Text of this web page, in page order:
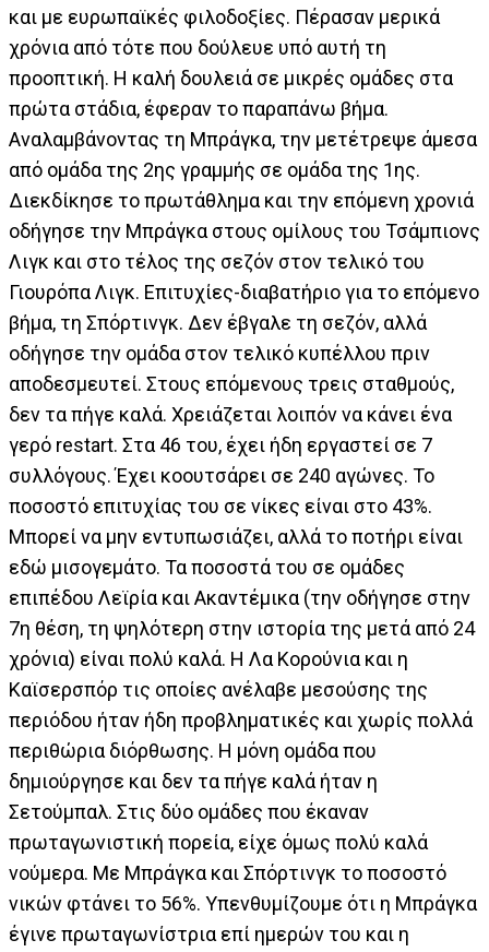
και με ευρωπαϊκές φιλοδοξίες. Πέρασαν μερικά
χρόνια από τότε που δούλευε υπό αυτή τη
προοπτική. Η καλή δουλειά σε μικρές ομάδες στα
πρώτα στάδια, έφεραν το παραπάνω βήμα.
Αναλαμβάνοντας τη Μπράγκα, την μετέτρεψε άμεσα
από ομάδα της 2ης γραμμής σε ομάδα της 1ης.
Διεκδίκησε το πρωτάθλημα και την επόμενη χρονιά
οδήγησε την Μπράγκα στους ομίλους του Τσάμπιονς
Λιγκ και στο τέλος της σεζόν στον τελικό του
Γιουρόπα Λιγκ. Επιτυχίες-διαβατήριο για το επόμενο
βήμα, τη Σπόρτινγκ. Δεν έβγαλε τη σεζόν, αλλά
οδήγησε την ομάδα στον τελικό κυπέλλου πριν
αποδεσμευτεί. Στους επόμενους τρεις σταθμούς,
δεν τα πήγε καλά. Χρειάζεται λοιπόν να κάνει ένα
γερό restart. Στα 46 του, έχει ήδη εργαστεί σε 7
συλλόγους. Έχει κοουτσάρει σε 240 αγώνες. Το
ποσοστό επιτυχίας του σε νίκες είναι στο 43%.
Μπορεί να μην εντυπωσιάζει, αλλά το ποτήρι είναι
εδώ μισογεμάτο. Τα ποσοστά του σε ομάδες
επιπέδου Λεϊρία και Ακαντέμικα (την οδήγησε στην
7η θέση, τη ψηλότερη στην ιστορία της μετά από 24
χρόνια) είναι πολύ καλά. Η Λα Κορούνια και η
Καϊσερσπόρ τις οποίες ανέλαβε μεσούσης της
περιόδου ήταν ήδη προβληματικές και χωρίς πολλά
περιθώρια διόρθωσης. Η μόνη ομάδα που
δημιούργησε και δεν τα πήγε καλά ήταν η
Σετούμπαλ. Στις δύο ομάδες που έκαναν
πρωταγωνιστική πορεία, είχε όμως πολύ καλά
νούμερα. Με Μπράγκα και Σπόρτινγκ το ποσοστό
νικών φτάνει το 56%. Υπενθυμίζουμε ότι η Μπράγκα
έγινε πρωταγωνίστρια επί ημερών του και η